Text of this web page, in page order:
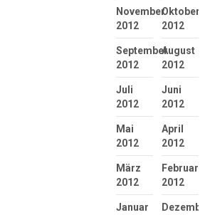
November
2012
Oktober
2012
September
2012
August
2012
Juli
2012
Juni
2012
Mai
2012
April
2012
März
2012
Februar
2012
Januar